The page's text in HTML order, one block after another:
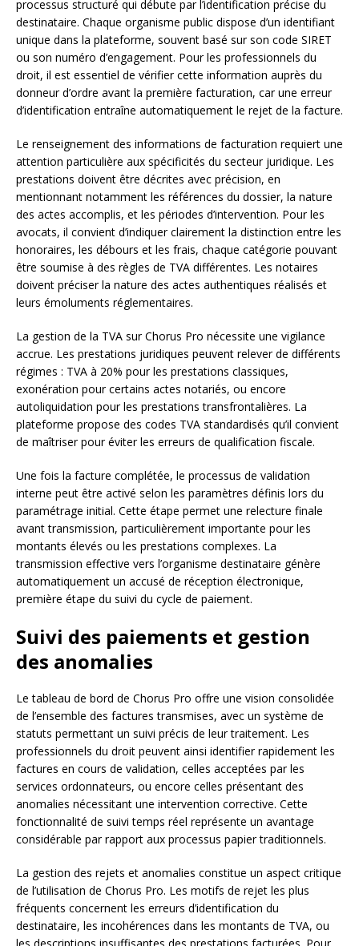
processus structuré qui débute par l’identification précise du
destinataire. Chaque organisme public dispose d’un identifiant
unique dans la plateforme, souvent basé sur son code SIRET
ou son numéro d’engagement. Pour les professionnels du
droit, il est essentiel de vérifier cette information auprès du
donneur d’ordre avant la première facturation, car une erreur
d’identification entraîne automatiquement le rejet de la facture.
Le renseignement des informations de facturation requiert une
attention particulière aux spécificités du secteur juridique. Les
prestations doivent être décrites avec précision, en
mentionnant notamment les références du dossier, la nature
des actes accomplis, et les périodes d’intervention. Pour les
avocats, il convient d’indiquer clairement la distinction entre les
honoraires, les débours et les frais, chaque catégorie pouvant
être soumise à des règles de TVA différentes. Les notaires
doivent préciser la nature des actes authentiques réalisés et
leurs émoluments réglementaires.
La gestion de la TVA sur Chorus Pro nécessite une vigilance
accrue. Les prestations juridiques peuvent relever de différents
régimes : TVA à 20% pour les prestations classiques,
exonération pour certains actes notariés, ou encore
autoliquidation pour les prestations transfrontalières. La
plateforme propose des codes TVA standardisés qu’il convient
de maîtriser pour éviter les erreurs de qualification fiscale.
Une fois la facture complétée, le processus de validation
interne peut être activé selon les paramètres définis lors du
paramétrage initial. Cette étape permet une relecture finale
avant transmission, particulièrement importante pour les
montants élevés ou les prestations complexes. La
transmission effective vers l’organisme destinataire génère
automatiquement un accusé de réception électronique,
première étape du suivi du cycle de paiement.
Suivi des paiements et gestion
des anomalies
Le tableau de bord de Chorus Pro offre une vision consolidée
de l’ensemble des factures transmises, avec un système de
statuts permettant un suivi précis de leur traitement. Les
professionnels du droit peuvent ainsi identifier rapidement les
factures en cours de validation, celles acceptées par les
services ordonnateurs, ou encore celles présentant des
anomalies nécessitant une intervention corrective. Cette
fonctionnalité de suivi temps réel représente un avantage
considérable par rapport aux processus papier traditionnels.
La gestion des rejets et anomalies constitue un aspect critique
de l’utilisation de Chorus Pro. Les motifs de rejet les plus
fréquents concernent les erreurs d’identification du
destinataire, les incohérences dans les montants de TVA, ou